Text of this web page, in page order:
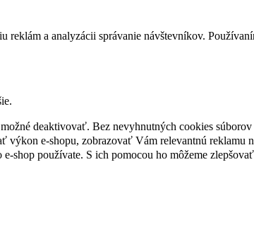
reklám a analyzácii správanie návštevníkov.
deaktivovať. Bez nevyhnutných cookies
výkon e-shopu, zobrazovať Vám relevantnú reklamu
shop používate. S ich pomocou ho môžeme